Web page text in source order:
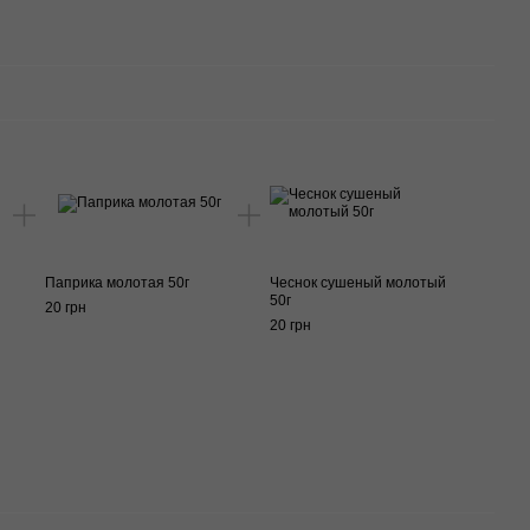
Паприка молотая 50г
20 грн
Чеснок сушеный молотый
50г
20 грн